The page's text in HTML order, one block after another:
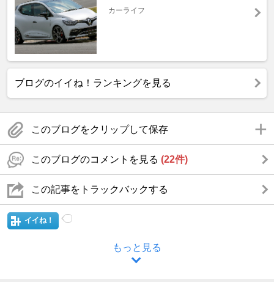
カーライフ
ブログのイイね！ランキングを見る
このブログをクリップして保存
このブログのコメントを見る (22件)
この記事をトラックバックする
イイね！
もっと見る